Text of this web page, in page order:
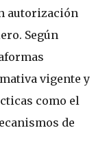
autorización
Según
vigente y
como el
de